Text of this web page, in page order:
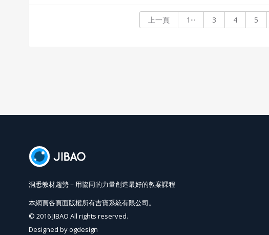
上一頁 1··· 3 4 5
洞悉教材趨勢－用協同的力量創造最好的教案課程
本網頁各頁面版權所有吉寶系統有限公司。
© 2016 JIBAO All rights reserved.
Designed byogdesign